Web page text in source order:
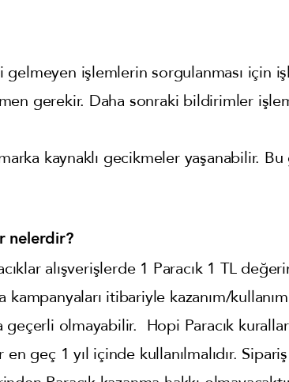
gelmeyen işlemlerin sorgulanması için
gerekir. Daha sonraki bildirimler
kaynaklı gecikmeler yaşanabilir.
nelerdir?
alışverişlerde 1 Paracık 1 TL
itibariyle kazanım/
geçerli olmayabilir. Hopi Paracık
en geç 1 yıl içinde kullanılmalıdır.